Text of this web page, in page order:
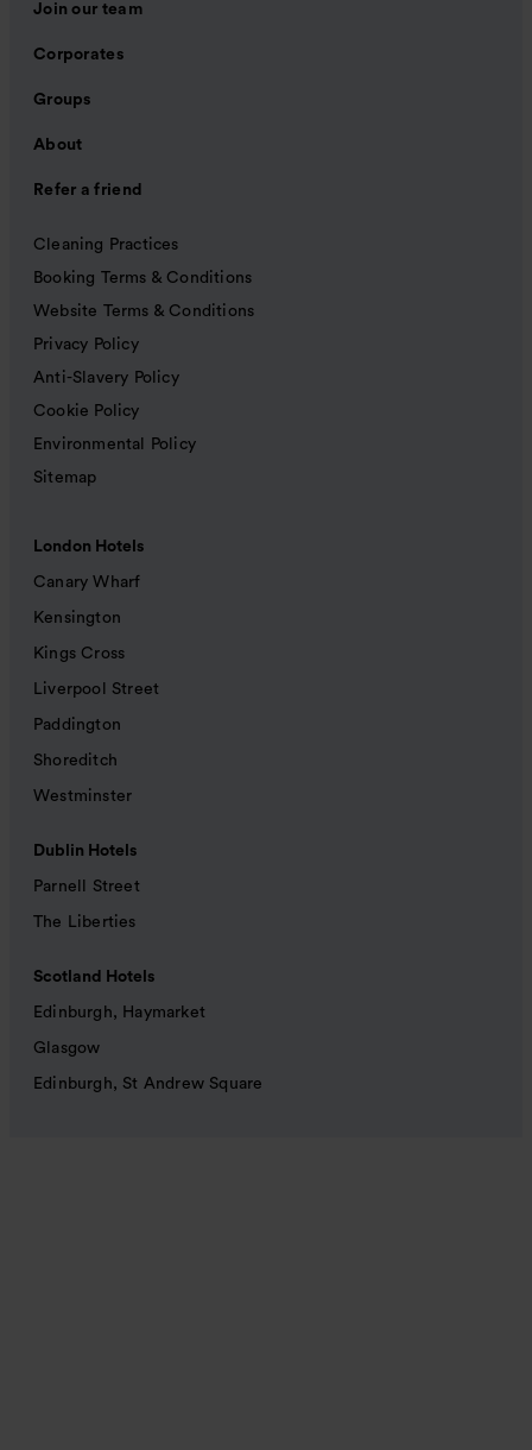
Join our team
Corporates
Groups
About
Refer a friend
Cleaning Practices
Booking Terms & Conditions
Website Terms & Conditions
Privacy Policy
Anti-Slavery Policy
Cookie Policy
Environmental Policy
Sitemap
London Hotels
Canary Wharf
Kensington
Kings Cross
Liverpool Street
Paddington
Shoreditch
Westminster
Dublin Hotels
Parnell Street
The Liberties
Scotland Hotels
Edinburgh, Haymarket
Glasgow
Edinburgh, St Andrew Square